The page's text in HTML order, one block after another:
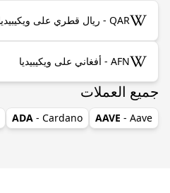
QAR - ريال قطري على ويكيبيديا
AFN - أفغاني على ويكيبيديا
جميع العملات
AAVE - Aave
ADA - Cardano